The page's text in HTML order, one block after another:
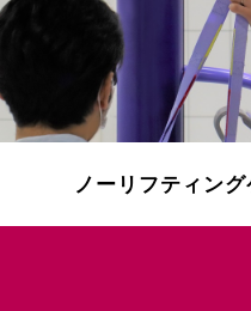
ノーリフティン